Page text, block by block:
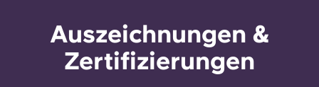
Auszeichnungen &
Zertifizierungen